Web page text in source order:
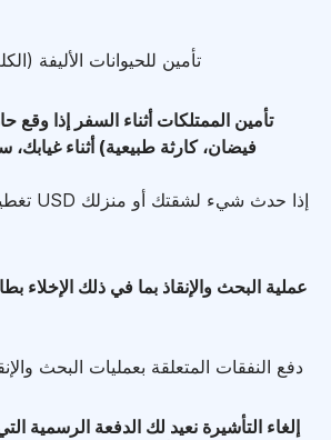
تأمين للحيوانات الأليفة
تأمين الممتلكات أثناء السفر إذا وقع
فيضان، كارثة طبيعية) أثناء غيابك،
عملية البحث والإنقاذ بما في ذلك الإخلاء
دفع النفقات المتعلقة بعمليات البحث
إلغاء التأشيرة نعيد لك الدفعة الرسمية